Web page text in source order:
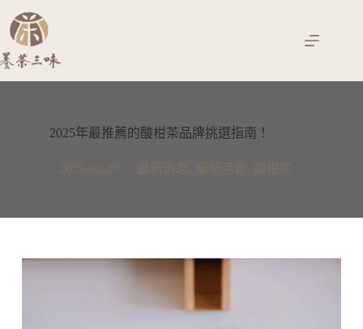
至
主
要
2025年最推薦的酸柑茶品牌挑選指南！
2025-02-23 最新消息, 最新活動, 酸柑茶